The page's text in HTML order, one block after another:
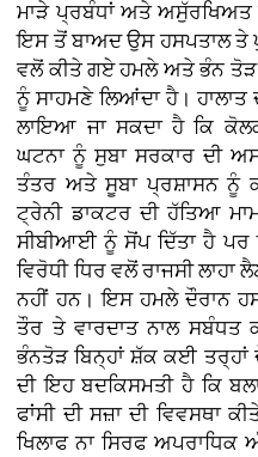
ਮਾੜੇ ਪ੍ਰਬੰਧਾਂ ਅਤੇ ਅਸੁੱਰਖਿਅਤ
ਇਸ ਤੋਂ ਬਾਅਦ ਉਸ ਹਸਪਤਾਲ ਤੇ
ਵਲੋਂ ਕੀਤੇ ਗਏ ਹਮਲੇ ਅਤੇ ਭੰਨ ਤੋੜ
ਨੂੰ ਸਾਹਮਣੇ ਲਿਆਂਦਾ ਹੈ। ਹਾਲਾਤ
ਲਾਇਆ ਜਾ ਸਕਦਾ ਹੈ ਕਿ
ਘਟਨਾ ਨੂੰ ਸੁਬਾ ਸਰਕਾਰ ਦੀ
ਤੰਤਰ ਅਤੇ ਸੂਬਾ ਪ੍ਰਸ਼ਾਸਨ ਨੂੰ
ਟ੍ਰੇਨੀ ਡਾਕਟਰ ਦੀ ਹੱਤਿਆ
ਸੀਬੀਆਈ ਨੂੰ ਸੋਂਪ ਦਿੱਤਾ ਹੈ
ਵਿਰੋਧੀ ਧਿਰ ਵਲੋਂ ਰਾਜਸੀ ਲਾਹਾ
ਨਹੀਂ ਹਨ। ਇਸ ਹਮਲੇ ਦੌਰਾਨ
ਤੌਰ ਤੇ ਵਾਰਦਾਤ ਨਾਲ ਸਬੰਧਤ
ਭੰਨਤੋੜ ਬਿਨ੍ਹਾਂ ਸ਼ੱਕ ਕਈ ਤਰ੍ਹਾਂ
ਦੀ ਇਹ ਬਦਕਿਸਮਤੀ ਹੈ ਕਿ
ਫਾਂਸੀ ਦੀ ਸਜ਼ਾ ਦੀ ਵਿਵਸਥਾ
ਖਿਲਾਫ ਨਾ ਸਿਰਫ